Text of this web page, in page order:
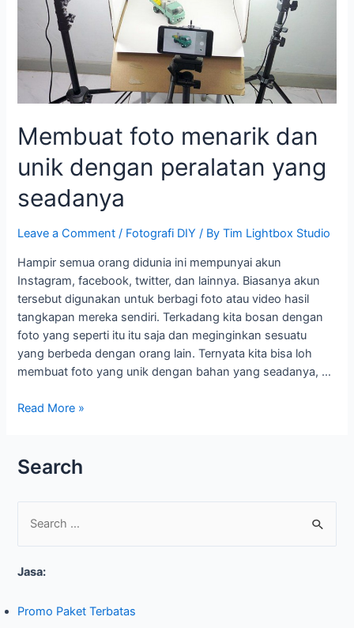
Membuat foto menarik dan
unik dengan peralatan yang
seadanya
Leave a Comment / Fotografi DIY / ByTim Lightbox Studio
Hampir semua orang didunia ini mempunyai akun
Instagram, facebook, twitter, dan lainnya. Biasanya akun
tersebut digunakan untuk berbagi foto atau video hasil
tangkapan mereka sendiri. Terkadang kita bosan dengan
foto yang seperti itu itu saja dan meginginkan sesuatu
yang berbeda dengan orang lain. Ternyata kita bisa loh
membuat foto yang unik dengan bahan yang seadanya, …
peralatan
seadanya
Read More »
Search
e
a
c
Jasa:
Promo Paket Terbatas